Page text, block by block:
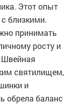
Этот опыт
близкими.
принимать
росту и
Швейная
святилищем,
и
обрела баланс